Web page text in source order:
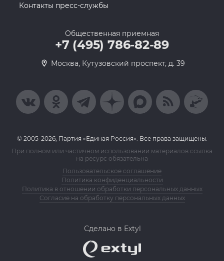
Контакты пресс-службы
Общественная приемная
+7 (495) 786-82-89
Москва, Кутузовский проспект, д. 39
© 2005-2026, Партия «Единая Россия». Все права защищены.
При полном или частичном использовании материалов ссылка
на ресурс обязательна
Пользовательское соглашение
Политика конфиденциальности
Политика в отношении обработки персональных данных
Согласие на обработку персональных данных
Сделано в Extyl